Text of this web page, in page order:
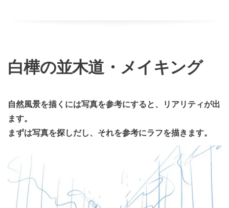
白樺の並木道・メイキング
自然風景を描くには写真を参考にすると、リアリティが出
ます。
まずは写真を探しだし、それを参考にラフを描きます。